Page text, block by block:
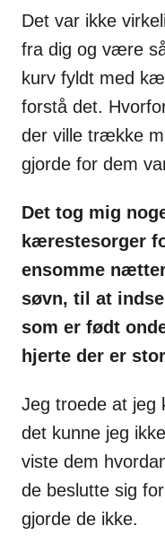
Det var ikke
fra dig og være
kurv fyldt med
forstå det.
der ville trække
gjorde for dem
Det tog mig
kærestesorger
ensomme
søvn, til at
som er født
hjerte der er
Jeg troede at jeg
det kunne jeg
viste dem
de beslutte sig
gjorde de ikke.